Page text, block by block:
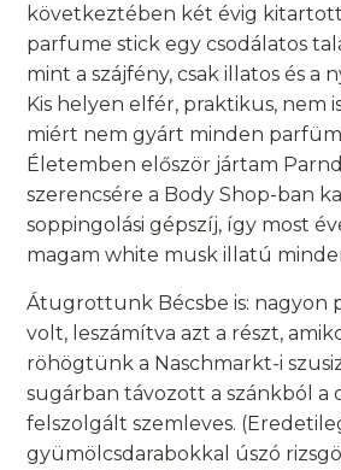
következtében két évig
parfume stick egy csodálatos
mint a szájfény, csak illatos és a
Kis helyen elfér, praktikus, nem
miért nem gyárt minden
Életemben először jártam
szerencsére a Body Shop-ban
soppingolási gépszíj, így most
magam white musk illatú
Átugrottunk Bécsbe is: nagyon
volt, leszámítva azt a részt,
röhögtünk a Naschmarkt-i
sugárban távozott a szánkból a
felszolgált szemleves.
gyümölcsdarabokkal úszó